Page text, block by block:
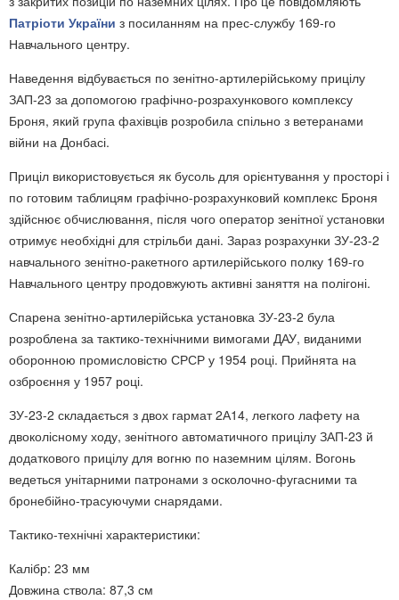
Патріоти України з посиланням на прес-службу 169-го
Навчального центру.
Наведення відбувається по зенітно-артилерійському прицілу
ЗАП-23 за допомогою графічно-розрахункового комплексу
Броня, який група фахівців розробила спільно з ветеранами
війни на Донбасі.
Приціл використовується як бусоль для орієнтування у просторі і
по готовим таблицям графічно-розрахунковий комплекс Броня
здійснює обчислювання, після чого оператор зенітної установки
отримує необхідні для стрільби дані. Зараз розрахунки ЗУ-23-2
навчального зенітно-ракетного артилерійського полку 169-го
Навчального центру продовжують активні заняття на полігоні.
Спарена зенітно-артилерійська установка ЗУ-23-2 була
розроблена за тактико-технічними вимогами ДАУ, виданими
оборонною промисловістю СРСР у 1954 році. Прийнята на
озброєння у 1957 році.
ЗУ-23-2 складається з двох гармат 2А14, легкого лафету на
двоколісному ходу, зенітного автоматичного прицілу ЗАП-23 й
додаткового прицілу для вогню по наземним цілям. Вогонь
ведеться унітарними патронами з осколочно-фугасними та
бронебійно-трасуючуми снарядами.
Тактико-технічні характеристики:
Калібр: 23 мм
Довжина ствола: 87,3 см